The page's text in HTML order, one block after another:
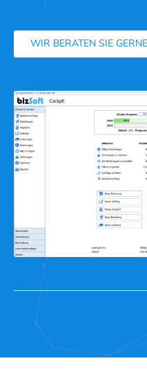
WIR BERATEN SIE GERNE